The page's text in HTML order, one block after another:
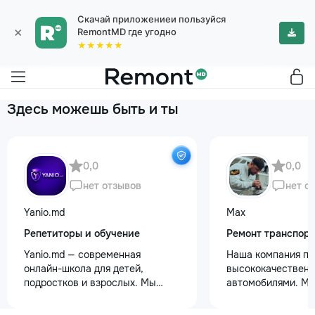
×
Скачай приложениеи пользуйся
RemontMD где угодно
★★★★★
Здесь можешь быть и ты
0,0
нет отзывов
Yanio.md
Репетиторы и обучение
Yanio.md — современная
онлайн-школа для детей,
подростков и взрослых. Мы
0,0
нет
Max
Ремонт
Наша компания
автомобилями.